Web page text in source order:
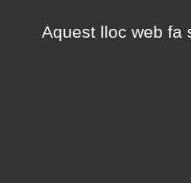
Aquest lloc web fa